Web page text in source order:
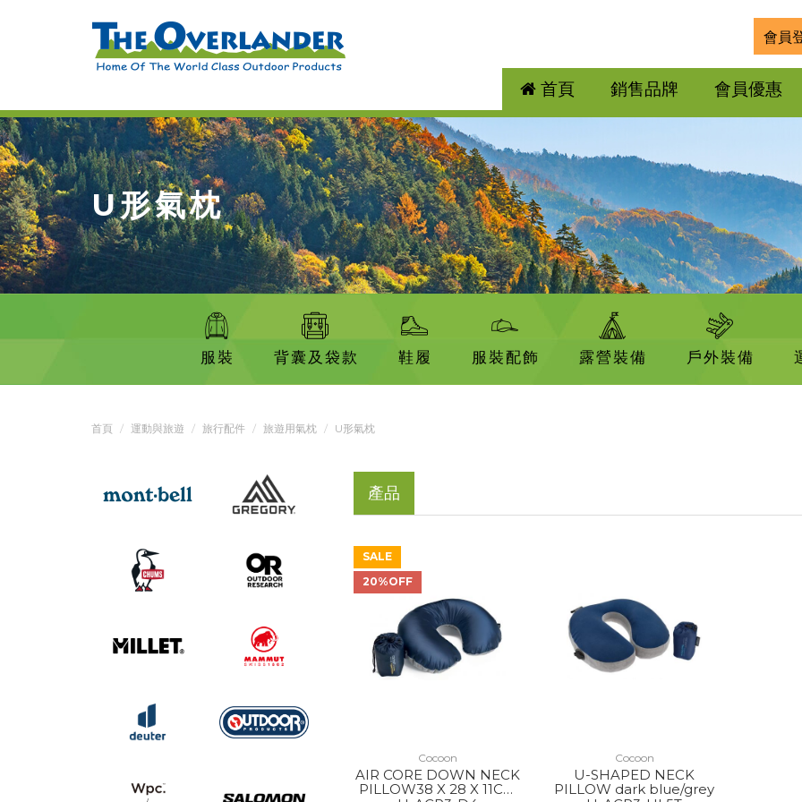
會員
首頁 銷售品牌 會員優惠
U形氣枕
服裝 背囊及袋款 鞋履 服裝配飾 露營裝備 戶外裝備
首頁 運動與旅遊 旅行配件 旅遊用氣枕 U形氣枕
產品
SALE
20%OFF
Cocoon
AIR CORE DOWN NECK
PILLOW38 X 28 X 11CM
Cocoon
U-SHAPED NECK
PILLOW dark blue/grey